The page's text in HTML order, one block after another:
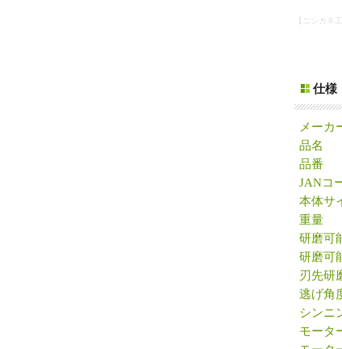
【ニシガキ
仕様
メーカ
品名
品番
JANコ
本体サ
重量
研磨可
研磨可
刃先研
逃げ角
シンニ
モータ